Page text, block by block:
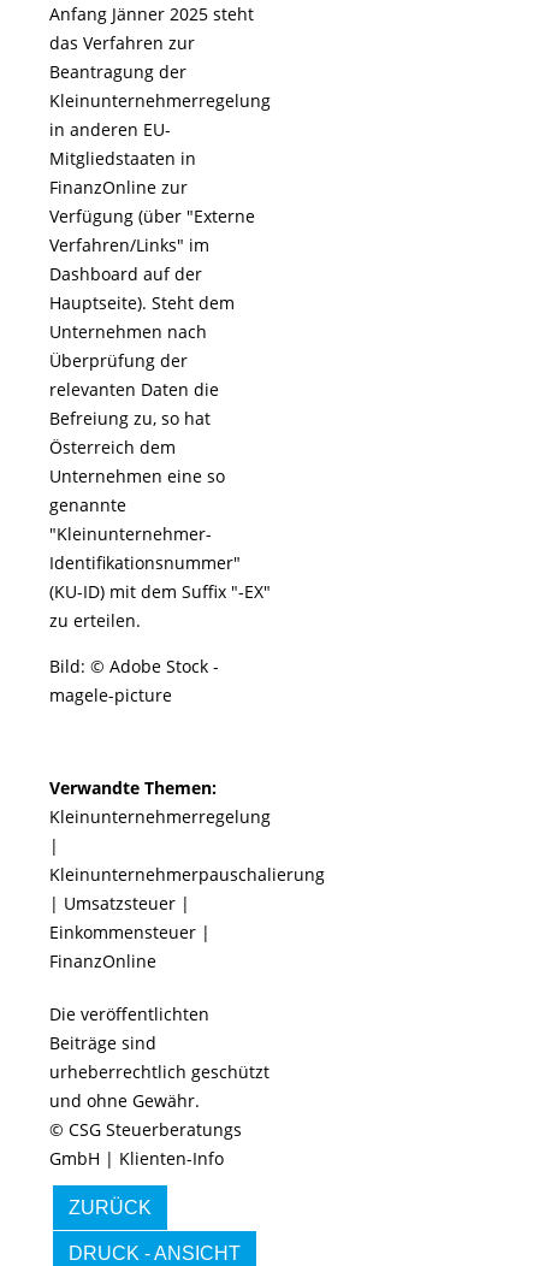
Anfang Jänner 2025 steht
das Verfahren zur
Beantragung der
Kleinunternehmerregelung
in anderen EU-
Mitgliedstaaten in
FinanzOnline zur
Verfügung (über "Externe
Verfahren/Links" im
Dashboard auf der
Hauptseite). Steht dem
Unternehmen nach
Überprüfung der
relevanten Daten die
Befreiung zu, so hat
Österreich dem
Unternehmen eine so
genannte
"Kleinunternehmer-
Identifikationsnummer"
(KU-ID) mit dem Suffix "-EX"
zu erteilen.
Bild: © Adobe Stock -
magele-picture
Verwandte Themen:
Kleinunternehmerregelung
|
Kleinunternehmerpauschalierung
| Umsatzsteuer |
Einkommensteuer |
FinanzOnline
Die veröffentlichten
Beiträge sind
urheberrechtlich geschützt
und ohne Gewähr.
© CSG Steuerberatungs
GmbH | Klienten-Info
ZURÜCK
DRUCK - ANSICHT